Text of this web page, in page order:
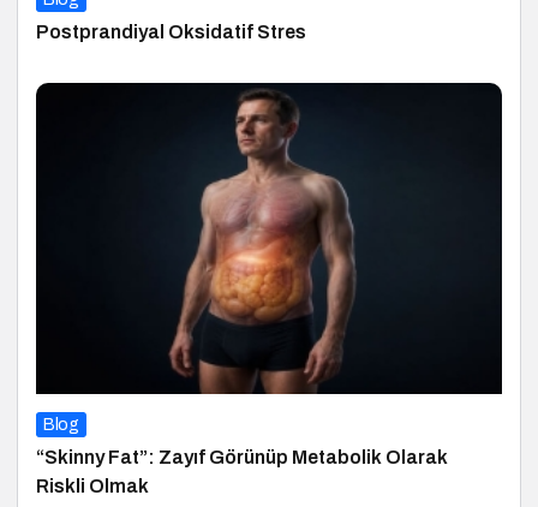
Postprandiyal Oksidatif Stres
Blog
“Skinny Fat”: Zayıf Görünüp Metabolik Olarak
Riskli Olmak